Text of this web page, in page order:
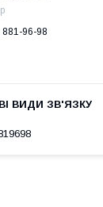
96-98